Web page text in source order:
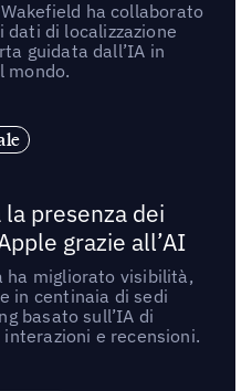
ha collaborato
dati di localizzazione
guidata dall’IA in
mondo.
la presenza dei
grazie all’AI
ha migliorato visibilità,
in centinaia di sedi
basato sull’IA di
e recensioni.